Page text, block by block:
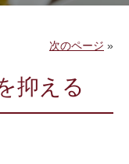
次のページ »
抑える